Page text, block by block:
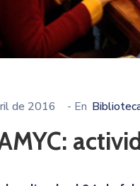
de 2016 - En